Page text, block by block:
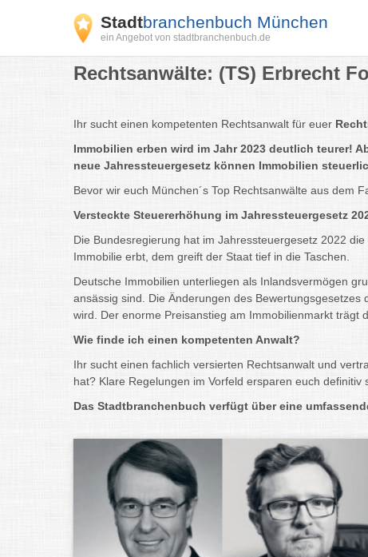
Stadtbranchenbuch München
ein Angebot von stadtbranchenbuch.de
Rechtsanwälte: (TS) Erbrecht
Ihr sucht einen kompetenten Rechtsanwalt für euer
Immobilien erben wird im Jahr 2023 deutlich teurer!
neue Jahressteuergesetz können Immobilien
Bevor wir euch München´s Top Rechtsanwälte aus dem
Versteckte Steuererhöhung im Jahressteuergesetz
Die Bundesregierung hat im Jahressteuergesetz 2022
Immobilie erbt, dem greift der Staat tief in die Taschen.
Deutsche Immobilien unterliegen als Inlandsvermögen
ansässig sind. Die Änderungen des
wird. Der enorme Preisanstieg am Immobilienmarkt trägt
Wie finde ich einen kompetenten Anwalt?
Ihr sucht einen fachlich versierten Rechtsanwalt und
hat? Klare Regelungen im Vorfeld ersparen euch definitiv
Das Stadtbranchenbuch verfügt über eine